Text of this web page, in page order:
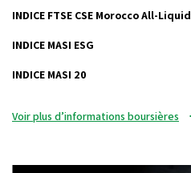
INDICE FTSE CSE Morocco All-Liquid
INDICE MASI ESG
INDICE MASI 20
Voir plus d’informations boursières